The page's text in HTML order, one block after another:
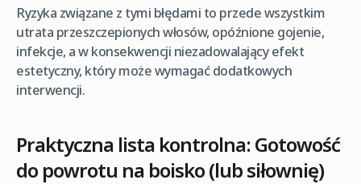
Ryzyka związane z tymi błędami to przede wszystkim
utrata przeszczepionych włosów, opóźnione gojenie,
infekcje, a w konsekwencji niezadowalający efekt
estetyczny, który może wymagać dodatkowych
interwencji.
Praktyczna lista kontrolna: Gotowość
do powrotu na boisko (lub siłownię)